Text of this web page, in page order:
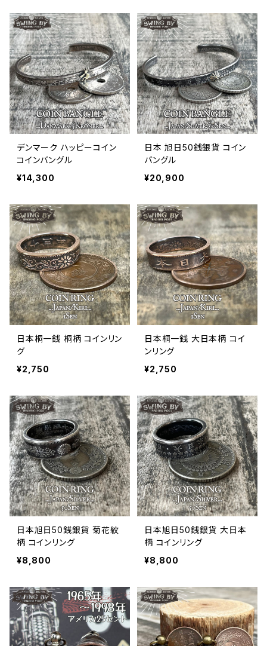
デンマーク ハッピーコイン
コインバングル
¥14,300
日本 旭日50銭銀貨 コイン
バングル
¥20,900
日本桐一銭 桐柄 コインリン
グ
¥2,750
日本桐一銭 大日本柄 コイ
ンリング
¥2,750
日本旭日50銭銀貨 菊花紋
柄 コインリング
¥8,800
日本旭日50銭銀貨 大日本
柄 コインリング
¥8,800